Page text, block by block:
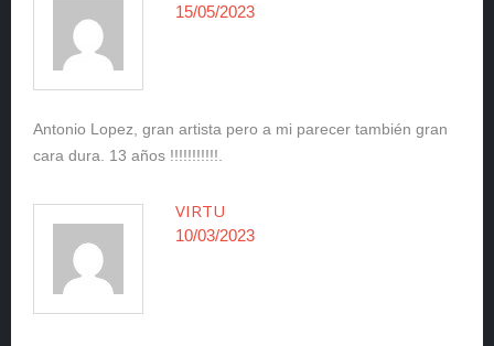
15/05/2023
Antonio Lopez, gran artista pero a mi parecer también gran
cara dura. 13 años !!!!!!!!!!!.
VIRTU
10/03/2023